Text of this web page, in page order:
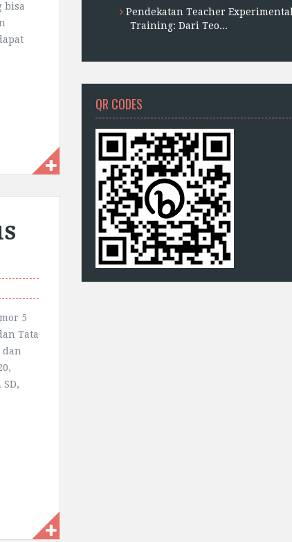
bisa
5
Tata
dan
Pendekatan Teacher Experimental
Training: Dari Teo...
QR CODES